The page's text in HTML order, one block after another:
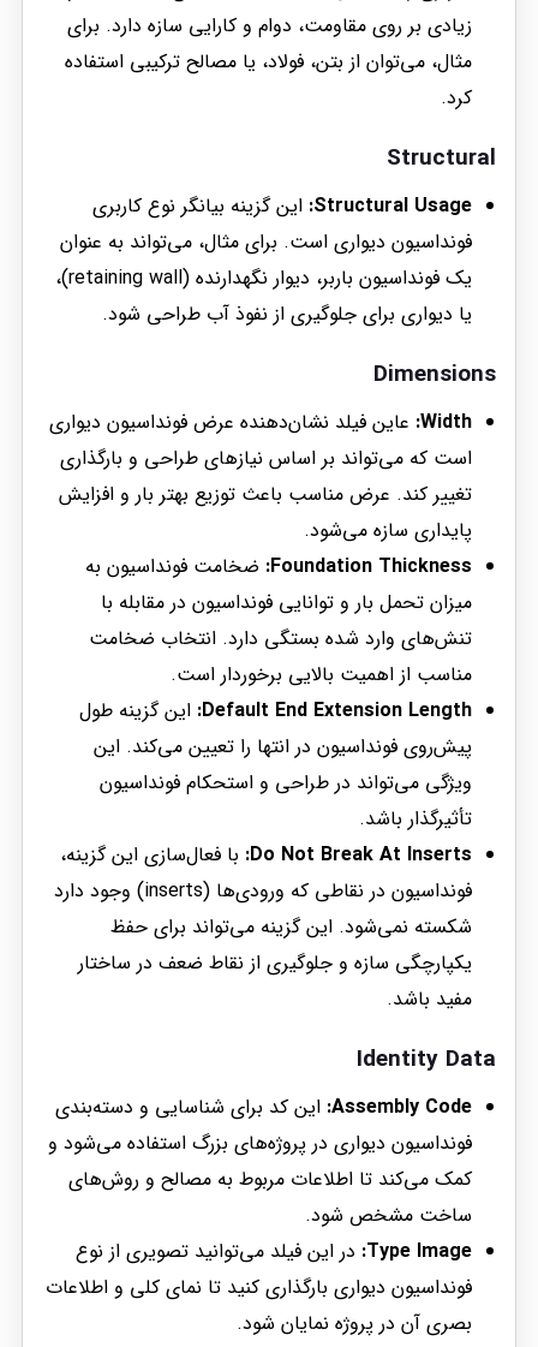
زیادی بر روی مقاومت، دوام و کارایی سازه دارد. برای
مثال، می‌توان از بتن، فولاد، یا مصالح ترکیبی استفاده
کرد.
Structural
Structural Usage: این گزینه بیانگر نوع کاربری
فونداسیون دیواری است. برای مثال، می‌تواند به عنوان
یک فونداسیون باربر، دیوار نگهدارنده (retaining wall)،
یا دیواری برای جلوگیری از نفوذ آب طراحی شود.
Dimensions
Width: عاین فیلد نشان‌دهنده عرض فونداسیون دیواری
است که می‌تواند بر اساس نیازهای طراحی و بارگذاری
تغییر کند. عرض مناسب باعث توزیع بهتر بار و افزایش
پایداری سازه می‌شود.
Foundation Thickness: ضخامت فونداسیون به
میزان تحمل بار و توانایی فونداسیون در مقابله با
تنش‌های وارد شده بستگی دارد. انتخاب ضخامت
مناسب از اهمیت بالایی برخوردار است.
Default End Extension Length: این گزینه طول
پیش‌روی فونداسیون در انتها را تعیین می‌کند. این
ویژگی می‌تواند در طراحی و استحکام فونداسیون
تأثیرگذار باشد.
Do Not Break At Inserts: با فعال‌سازی این گزینه،
فونداسیون در نقاطی که ورودی‌ها (inserts) وجود دارد
شکسته نمی‌شود. این گزینه می‌تواند برای حفظ
یکپارچگی سازه و جلوگیری از نقاط ضعف در ساختار
مفید باشد.
Identity Data
Assembly Code: این کد برای شناسایی و دسته‌بندی
فونداسیون دیواری در پروژه‌های بزرگ استفاده می‌شود و
کمک می‌کند تا اطلاعات مربوط به مصالح و روش‌های
ساخت مشخص شود.
Type Image: در این فیلد می‌توانید تصویری از نوع
فونداسیون دیواری بارگذاری کنید تا نمای کلی و اطلاعات
بصری آن در پروژه نمایان شود.